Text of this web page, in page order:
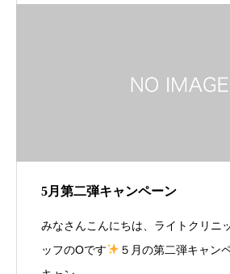
5月第二弾キャンペーン
みなさんこんにちは、ライトクリニ
ッフのOです
５月の第二弾キャン